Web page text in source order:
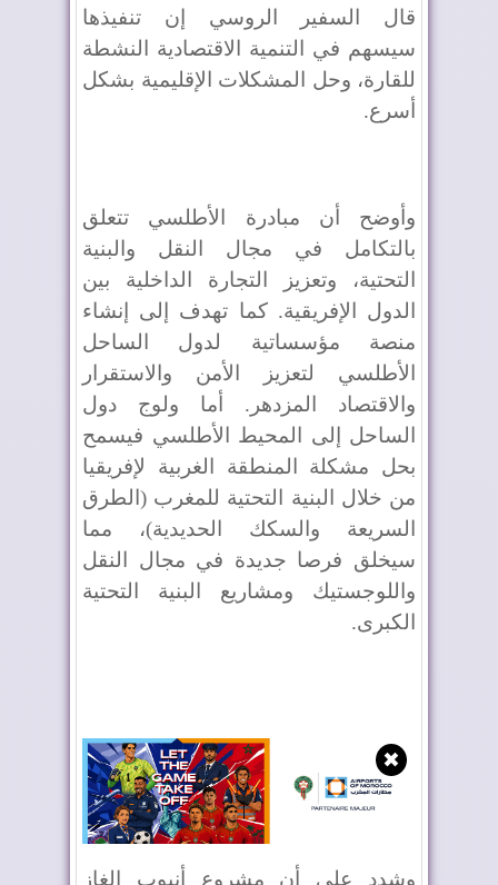
قال السفير الروسي إن تنفيذها
سيسهم في التنمية الاقتصادية النشطة
للقارة، وحل المشكلات الإقليمية بشكل
أسرع.
وأوضح أن مبادرة الأطلسي تتعلق
بالتكامل في مجال النقل والبنية
التحتية، وتعزيز التجارة الداخلية بين
الدول الإفريقية. كما تهدف إلى إنشاء
منصة مؤسساتية لدول الساحل
الأطلسي لتعزيز الأمن والاستقرار
والاقتصاد المزدهر. أما ولوج دول
الساحل إلى المحيط الأطلسي فيسمح
بحل مشكلة المنطقة الغربية لإفريقيا
من خلال البنية التحتية للمغرب (الطرق
السريعة والسكك الحديدية)، مما
سيخلق فرصا جديدة في مجال النقل
واللوجستيك ومشاريع البنية التحتية
الكبرى.
✖
وشدد على أن مشروع أنبوب الغاز